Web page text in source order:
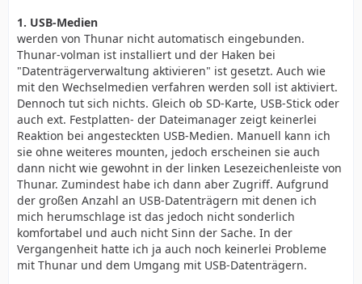
1. USB-Medien
werden von Thunar nicht automatisch eingebunden.
Thunar-volman ist installiert und der Haken bei
"Datenträgerverwaltung aktivieren" ist gesetzt. Auch wie
mit den Wechselmedien verfahren werden soll ist aktiviert.
Dennoch tut sich nichts. Gleich ob SD-Karte, USB-Stick oder
auch ext. Festplatten- der Dateimanager zeigt keinerlei
Reaktion bei angesteckten USB-Medien. Manuell kann ich
sie ohne weiteres mounten, jedoch erscheinen sie auch
dann nicht wie gewohnt in der linken Lesezeichenleiste von
Thunar. Zumindest habe ich dann aber Zugriff. Aufgrund
der großen Anzahl an USB-Datenträgern mit denen ich
mich herumschlage ist das jedoch nicht sonderlich
komfortabel und auch nicht Sinn der Sache. In der
Vergangenheit hatte ich ja auch noch keinerlei Probleme
mit Thunar und dem Umgang mit USB-Datenträgern.